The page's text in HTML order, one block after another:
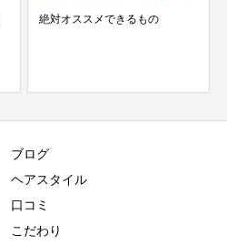
絶対オススメできるもの
ブログ
ヘアスタイル
口コミ
こだわり